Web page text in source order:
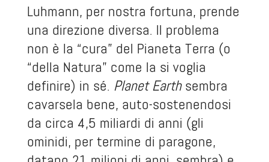
Luhmann, per nostra fortuna, prende
una direzione diversa. Il problema
non è la “cura” del Pianeta Terra (o
“della Natura” come la si voglia
definire) in sé. Planet Earthsembra
cavarsela bene, auto-sostenendosi
da circa 4,5 miliardi di anni (gli
ominidi, per termine di paragone,